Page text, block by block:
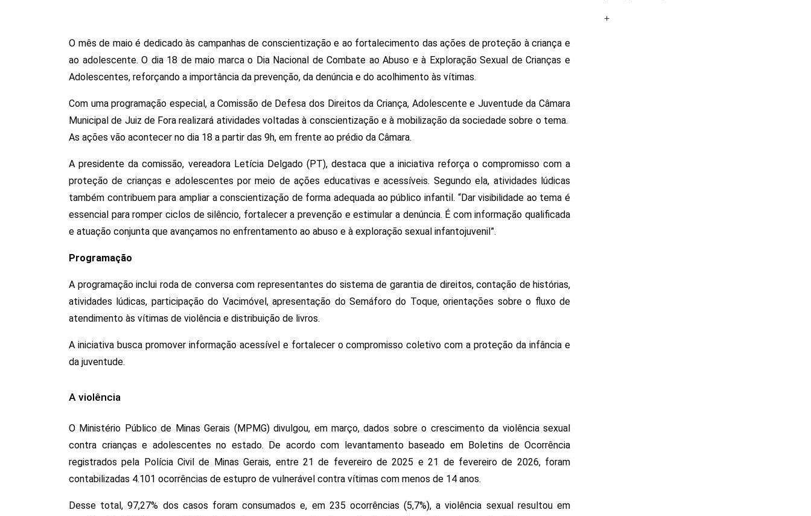
O mês de maio é dedicado às campanhas de conscientização e ao fortalecimento das ações de proteção à criança e
ao adolescente. O dia 18 de maio marca o Dia Nacional de Combate ao Abuso e à Exploração Sexual de Crianças e
Adolescentes, reforçando a importância da prevenção, da denúncia e do acolhimento às vítimas.
Com uma programação especial, a Comissão de Defesa dos Direitos da Criança, Adolescente e Juventude da Câmara
Municipal de Juiz de Fora realizará atividades voltadas à conscientização e à mobilização da sociedade sobre o tema.
As ações vão acontecer no dia 18 a partir das 9h, em frente ao prédio da Câmara.
A presidente da comissão, vereadora Letícia Delgado (PT), destaca que a iniciativa reforça o compromisso com a
proteção de crianças e adolescentes por meio de ações educativas e acessíveis. Segundo ela, atividades lúdicas
também contribuem para ampliar a conscientização de forma adequada ao público infantil. “Dar visibilidade ao tema é
essencial para romper ciclos de silêncio, fortalecer a prevenção e estimular a denúncia. É com informação qualificada
e atuação conjunta que avançamos no enfrentamento ao abuso e à exploração sexual infantojuvenil”.
Programação
A programação inclui roda de conversa com representantes do sistema de garantia de direitos, contação de histórias,
atividades lúdicas, participação do Vacimóvel, apresentação do Semáforo do Toque, orientações sobre o fluxo de
atendimento às vítimas de violência e distribuição de livros.
A iniciativa busca promover informação acessível e fortalecer o compromisso coletivo com a proteção da infância e
da juventude.
A violência
O Ministério Público de Minas Gerais (MPMG) divulgou, em março, dados sobre o crescimento da violência sexual
contra crianças e adolescentes no estado. De acordo com levantamento baseado em Boletins de Ocorrência
registrados pela Polícia Civil de Minas Gerais, entre 21 de fevereiro de 2025 e 21 de fevereiro de 2026, foram
contabilizadas 4.101 ocorrências de estupro de vulnerável contra vítimas com menos de 14 anos.
Desse total, 97,27% dos casos foram consumados e, em 235 ocorrências (5,7%), a violência sexual resultou em
+